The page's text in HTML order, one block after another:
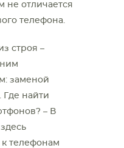
не отличается
телефона.
строя –
заменой
Где найти
– В
телефонам